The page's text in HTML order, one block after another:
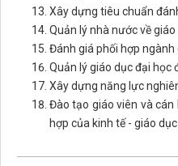
Xây dựng tiêu chuẩn
Quản lý nhà nước về
Đánh giá phối hợp ngành
Quản lý giáo dục đại học
Xây dựng năng lực
Đào tạo giáo viên và
hợp của kinh tế - giáo dục.